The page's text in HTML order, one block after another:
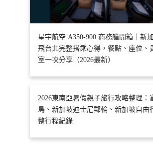
星宇航空 A350-900 商務艙開箱｜新
飛台北完整搭乘心得，餐點、座位、
室一次分享（2026最新）
2026東南亞暑假親子旅行攻略整理：
島、新加坡迪士尼郵輪、新加坡自由
整行程紀錄